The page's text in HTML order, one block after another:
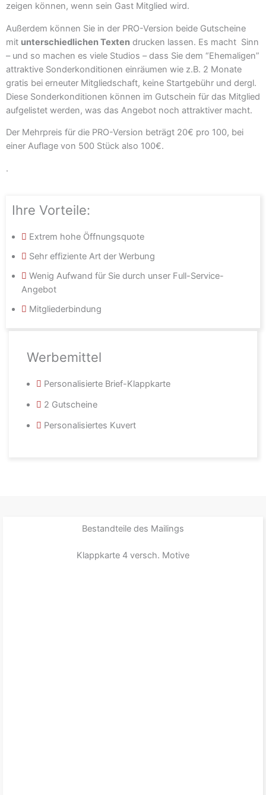
zeigen können, wenn sein Gast Mitglied wird.
Außerdem können Sie in der PRO-Version beide Gutscheine
mit unterschiedlichen Texten drucken lassen. Es macht Sinn
– und so machen es viele Studios – dass Sie dem “Ehemaligen”
attraktive Sonderkonditionen einräumen wie z.B. 2 Monate
gratis bei erneuter Mitgliedschaft, keine Startgebühr und dergl.
Diese Sonderkonditionen können im Gutschein für das Mitglied
aufgelistet werden, was das Angebot noch attraktiver macht.
Der Mehrpreis für die PRO-Version beträgt 20€ pro 100, bei
einer Auflage von 500 Stück also 100€.
.
Ihre Vorteile:
Extrem hohe Öffnungsquote
Sehr effiziente Art der Werbung
Wenig Aufwand für Sie durch unser Full-Service-
Angebot
Mitgliederbindung
Werbemittel
Personalisierte Brief-Klappkarte
2 Gutscheine
Personalisiertes Kuvert
Bestandteile des Mailings
Klappkarte 4 versch. Motive